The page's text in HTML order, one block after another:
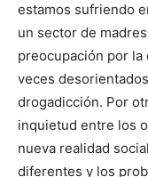
estamos sufriendo
un sector de
preocupación por la
veces
drogadicción. Por
inquietud entre los
nueva realidad
diferentes y los